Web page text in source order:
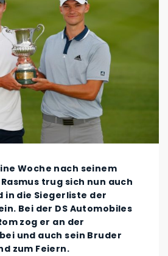
Woche nach seinem
trug sich nun auch
in die Siegerliste der
Bei der DS Automobiles
zog er an der
und auch sein Bruder
zum Feiern.